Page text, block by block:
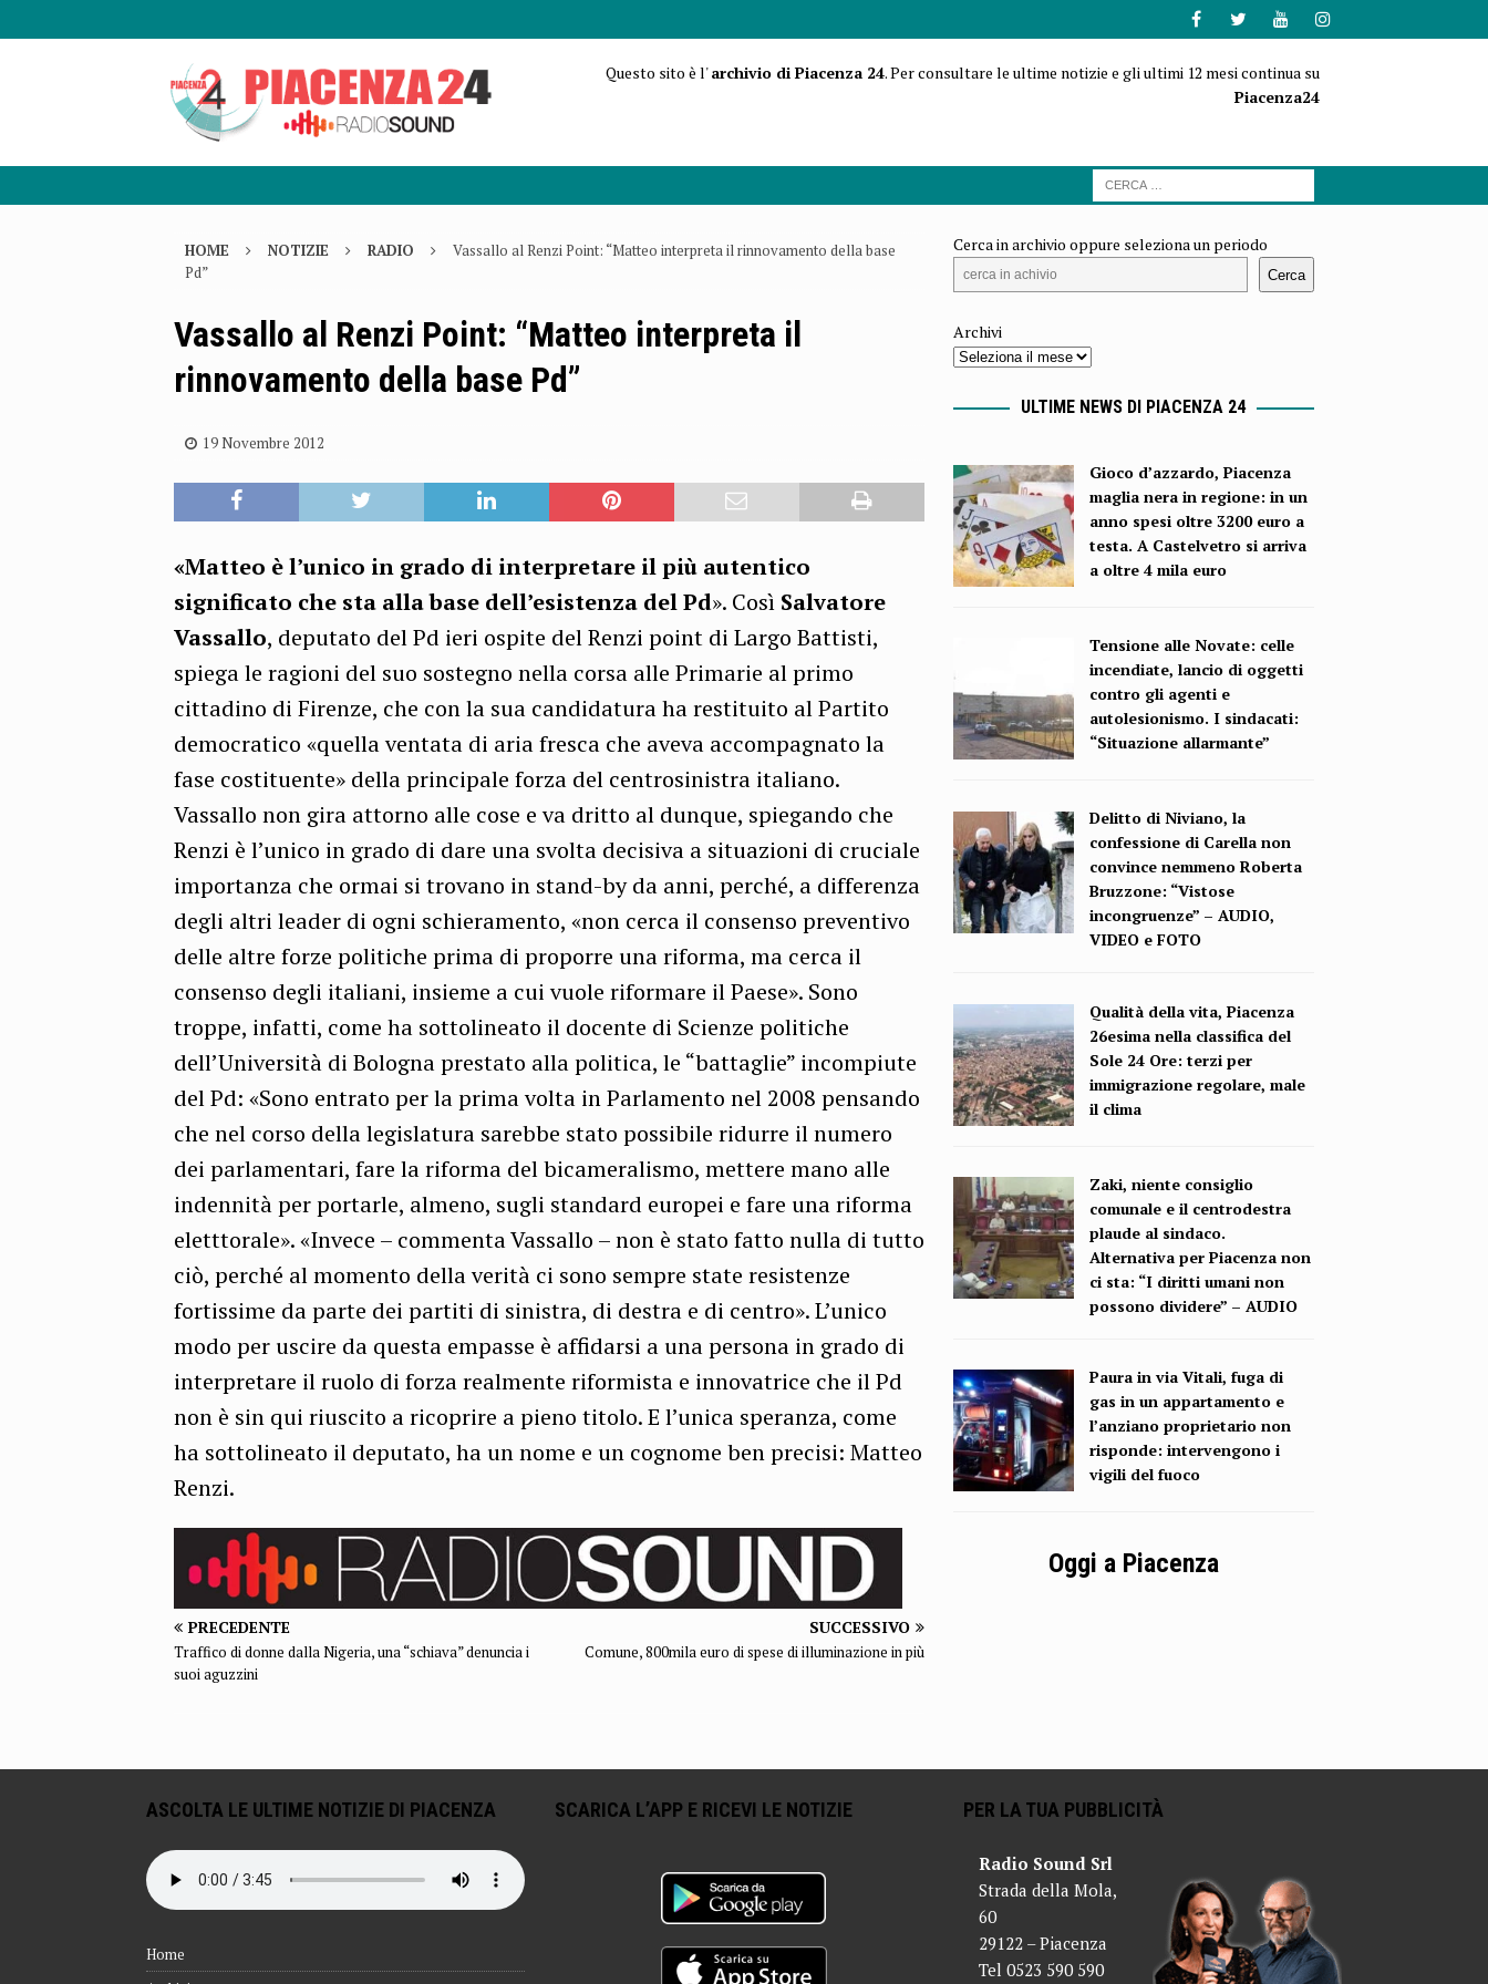
Questo sito è l'archivio di Piacenza 24. Per consultare le ultime notizie e gli ultimi 12 mesi continua su
Piacenza24
HOME NOTIZIE RADIO
Vassallo al Renzi Point: “Matteo interpreta il rinnovamento della base
Pd”
Vassallo al Renzi Point: “Matteo interpreta il
rinnovamento della base Pd”
19 Novembre 2012
«Matteo è l’unico in grado di interpretare il più autentico
significato che sta alla base dell’esistenza del Pd». Così Salvatore
Vassallo, deputato del Pd ieri ospite del Renzi point di Largo Battisti,
spiega le ragioni del suo sostegno nella corsa alle Primarie al primo
cittadino di Firenze, che con la sua candidatura ha restituito al Partito
democratico «quella ventata di aria fresca che aveva accompagnato la
fase costituente» della principale forza del centrosinistra italiano.
Vassallo non gira attorno alle cose e va dritto al dunque, spiegando che
Renzi è l’unico in grado di dare una svolta decisiva a situazioni di cruciale
importanza che ormai si trovano in stand-by da anni, perché, a differenza
degli altri leader di ogni schieramento, «non cerca il consenso preventivo
delle altre forze politiche prima di proporre una riforma, ma cerca il
consenso degli italiani, insieme a cui vuole riformare il Paese». Sono
troppe, infatti, come ha sottolineato il docente di Scienze politiche
dell’Università di Bologna prestato alla politica, le “battaglie” incompiute
del Pd: «Sono entrato per la prima volta in Parlamento nel 2008 pensando
che nel corso della legislatura sarebbe stato possibile ridurre il numero
dei parlamentari, fare la riforma del bicameralismo, mettere mano alle
indennità per portarle, almeno, sugli standard europei e fare una riforma
eletttorale». «Invece – commenta Vassallo – non è stato fatto nulla di tutto
ciò, perché al momento della verità ci sono sempre state resistenze
fortissime da parte dei partiti di sinistra, di destra e di centro». L’unico
modo per uscire da questa empasse è affidarsi a una persona in grado di
interpretare il ruolo di forza realmente riformista e innovatrice che il Pd
non è sin qui riuscito a ricoprire a pieno titolo. E l’unica speranza, come
ha sottolineato il deputato, ha un nome e un cognome ben precisi: Matteo
Renzi.
PRECEDENTE
Traffico di donne dalla Nigeria, una “schiava” denuncia i
suoi aguzzini
SUCCESSIVO
Comune, 800mila euro di spese di illuminazione in più
Cerca in archivio oppure seleziona un periodo
Cerca
Archivi
ULTIME NEWS DI PIACENZA 24
Gioco d’azzardo, Piacenza
maglia nera in regione: in un
anno spesi oltre 3200 euro a
testa. A Castelvetro si arriva
a oltre 4 mila euro
Tensione alle Novate: celle
incendiate, lancio di oggetti
contro gli agenti e
autolesionismo. I sindacati:
“Situazione allarmante”
Delitto di Niviano, la
confessione di Carella non
convince nemmeno Roberta
Bruzzone: “Vistose
incongruenze” – AUDIO,
VIDEO e FOTO
Qualità della vita, Piacenza
26esima nella classifica del
Sole 24 Ore: terzi per
immigrazione regolare, male
il clima
Zaki, niente consiglio
comunale e il centrodestra
plaude al sindaco.
Alternativa per Piacenza non
ci sta: “I diritti umani non
possono dividere” – AUDIO
Paura in via Vitali, fuga di
gas in un appartamento e
l’anziano proprietario non
risponde: intervengono i
vigili del fuoco
Oggi a Piacenza
ASCOLTA LE ULTIME NOTIZIE DI PIACENZA
Home
SCARICA L’APP E RICEVI LE NOTIZIE PER LA TUA PUBBLICITÀ
Radio Sound Srl
Strada della Mola,
60
29122 – Piacenza
Tel 0523 590 590